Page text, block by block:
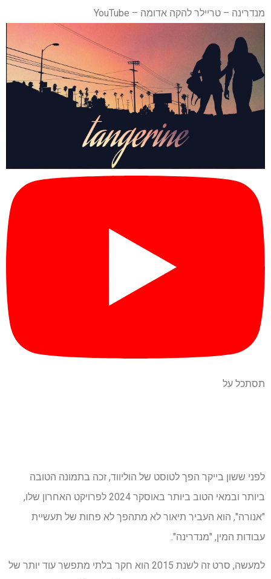
מנדרינה – טריילר להקה אדומה – YouTube
תסתכל על
לפני ששון בייקר הפך לטוסט של הוליווד, זכה בתמונה הטובה
ביותר ובמאי הטוב ביותר באוסקר 2024 לפרויקט האחרון שלו,
"אנורה", הוא העביר תיאור לא מתהפך לא פחות של תעשיית
עבודות המין, "מנדרינה".
למעשה, סרט זה לשנת 2015 הוא חקר בלתי מתפשר עוד יותר של